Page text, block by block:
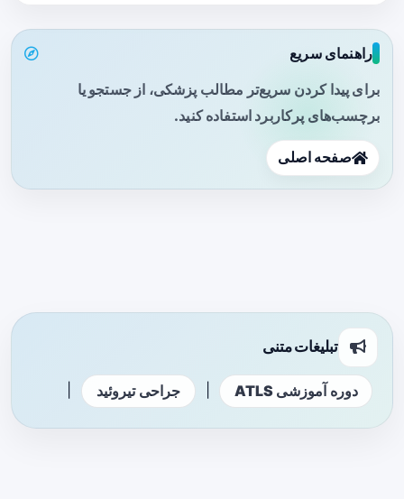
راهنمای سریع
برای پیدا کردن سریع‌تر مطالب پزشکی، از جستجو یا
برچسب‌های پرکاربرد استفاده کنید.
صفحه اصلی
تبلیغات متنی
دوره آموزشی ATLS جراحی تیروئید